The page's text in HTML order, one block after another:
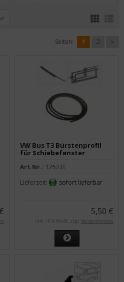
Seiten: 1 2 »
VW Bus T3 Bürstenprofil
für Schiebefenster
Art.Nr.: 1252.B
Lieferzeit:
sofort lieferbar
5,50 €
inkl. 19 % MwSt. zzgl. Versandkosten